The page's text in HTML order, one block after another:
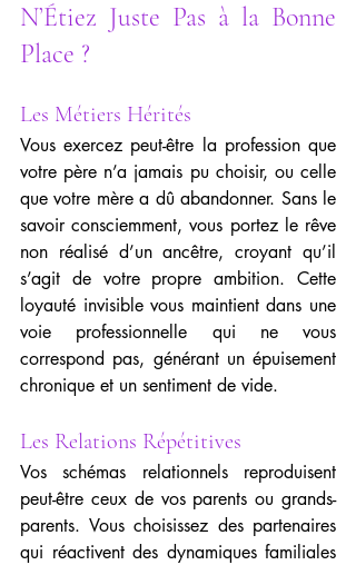
N’Étiez Juste Pas à la Bonne
Place ?
Les Métiers Hérités
Vous exercez peut-être la profession que
votre père n’a jamais pu choisir, ou celle
que votre mère a dû abandonner. Sans le
savoir consciemment, vous portez le rêve
non réalisé d’un ancêtre, croyant qu’il
s’agit de votre propre ambition. Cette
loyauté invisible vous maintient dans une
voie professionnelle qui ne vous
correspond pas, générant un épuisement
chronique et un sentiment de vide.
Les Relations Répétitives
Vos schémas relationnels reproduisent
peut-être ceux de vos parents ou grands-
parents. Vous choisissez des partenaires
qui réactivent des dynamiques familiales